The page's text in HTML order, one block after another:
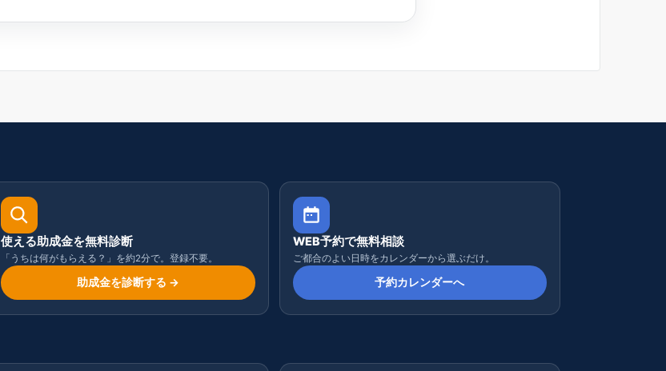
使える助成金を無料診断
「うちは何がもらえる？」を約2分で。登録不要。
助成金を診断する →
WEB予約で無料相談
ご都合のよい日時をカレンダーから選ぶだけ。
予約カレンダーへ